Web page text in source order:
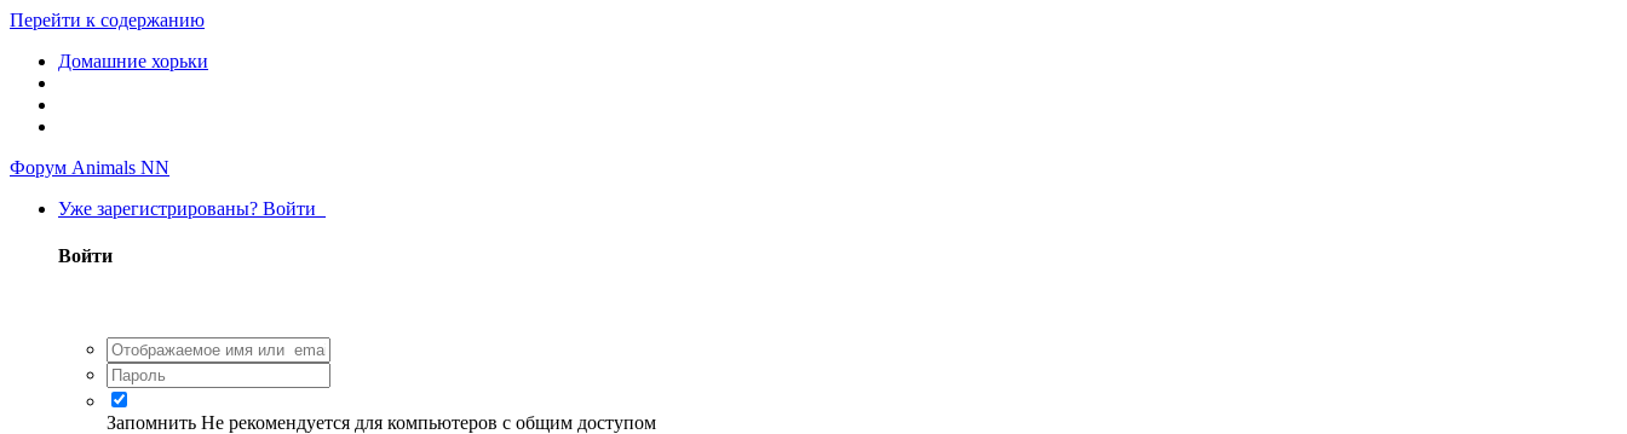
Перейти к содержанию
Домашние хорьки
Форум Animals NN
Уже зарегистрированы? Войти
Войти
Запомнить Не рекомендуется для компьютеров с общим доступом